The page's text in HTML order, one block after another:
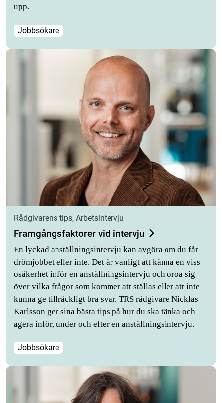
upp.
Jobbsökare
Rådgivarens tips, Arbetsintervju
Framgångsfaktorer vid intervju
En lyckad anställningsintervju kan avgöra om du får
drömjobbet eller inte. Det är vanligt att känna en viss
osäkerhet inför en anställningsintervju och oroa sig
över vilka frågor som kommer att ställas eller att inte
kunna ge tillräckligt bra svar. TRS rådgivare Nicklas
Karlsson ger sina bästa tips på hur du ska tänka och
agera inför, under och efter en anställningsintervju.
Jobbsökare